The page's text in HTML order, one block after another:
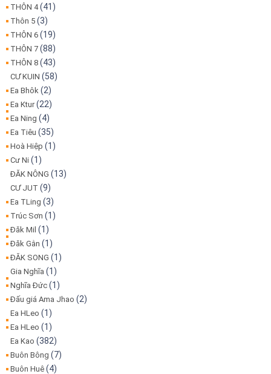
THÔN 4(41)
Thôn 5 (3)
THÔN 6 (19)
THÔN 7 (88)
THÔN 8 (43)
CƯ KUIN (58)
Ea Bhôk (2)
Ea Ktur(22)
Ea Ning (4)
Ea Tiêu (35)
Hoà Hiệp (1)
Cư Ni (1)
ĐĂK NÔNG (13)
CƯ JUT (9)
Ea TLing (3)
Trúc Sơn (1)
Đăk Mil (1)
Đăk Gằn (1)
ĐĂK SONG (1)
Gia Nghĩa (1)
Nghĩa Đức (1)
Đấu giá Ama Jhao (2)
Ea HLeo (1)
Ea HLeo (1)
Ea Kao (382)
Buôn Bông (7)
Buôn Huê (4)